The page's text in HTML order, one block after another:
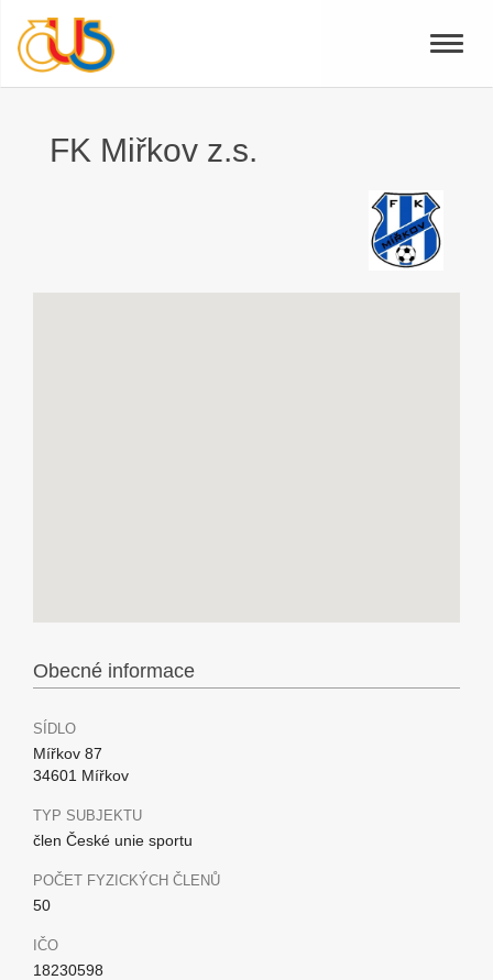
Toggle
FK Miřkov z.s.
Obecné informace
SÍDLO
Mířkov 87
34601 Mířkov
TYP SUBJEKTU
člen České unie sportu
POČET FYZICKÝCH ČLENŮ
50
IČO
18230598